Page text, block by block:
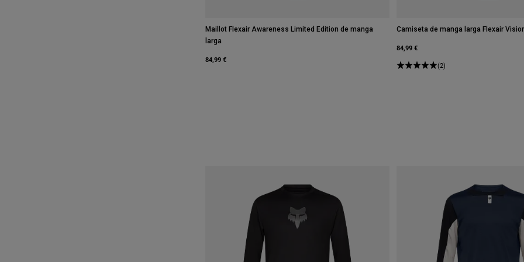
Maillot Flexair Awareness Limited Edition de manga
larga
84,99 €
Camiseta de manga larga Flexair
84,99 €
(2)